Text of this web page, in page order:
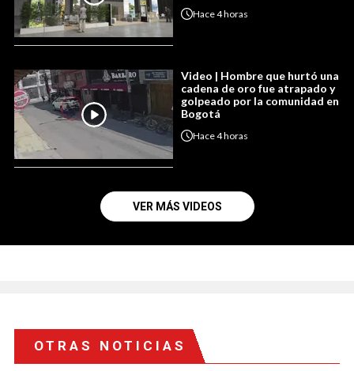
Hace4 horas
Video | Hombre que hurtó una
cadena de oro fue atrapado y
golpeado por la comunidad en
Bogotá
Hace4 horas
VER MÁS VIDEOS
OTRAS NOTICIAS